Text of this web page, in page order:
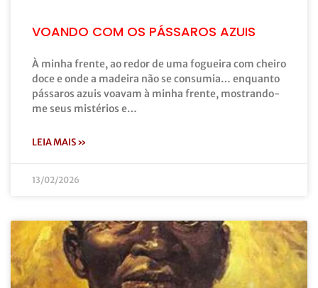
VOANDO COM OS PÁSSAROS AZUIS
À minha frente, ao redor de uma fogueira com cheiro
doce e onde a madeira não se consumia… enquanto
pássaros azuis voavam à minha frente, mostrando-
me seus mistérios e…
LEIA MAIS »
13/02/2026